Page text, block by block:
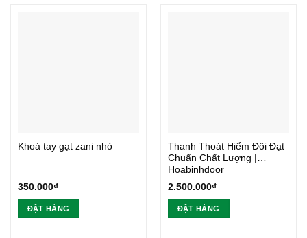
Khoá tay gạt zani nhỏ
350.000₫
ĐẶT HÀNG
Thanh Thoát Hiểm Đôi Đạt
Chuẩn Chất Lượng |
Hoabinhdoor
2.500.000₫
ĐẶT HÀNG